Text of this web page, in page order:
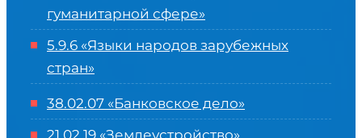
гуманитарной сфере»
5.9.6 «Языки народов зарубежных
стран»
38.02.07 «Банковское дело»
21.02.19 «Землеустройство»